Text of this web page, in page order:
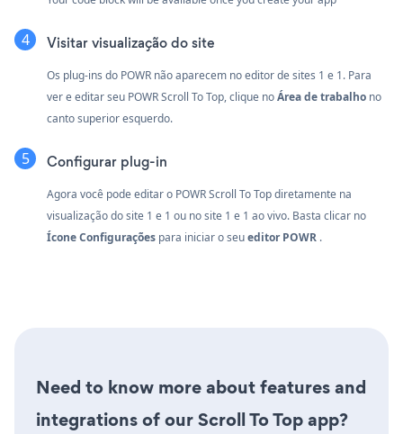
Visitar visualização do site
Os plug-ins do POWR não aparecem no editor de sites 1 e 1. Para
ver e editar seu POWR Scroll To Top, clique noÁrea de trabalho no
canto superior esquerdo.
Configurar plug-in
Agora você pode editar o POWR Scroll To Top diretamente na
visualização do site 1 e 1 ou no site 1 e 1 ao vivo. Basta clicar no
Ícone Configurações para iniciar o seueditor POWR .
Need to know more about features and
integrations of our Scroll To Top app?